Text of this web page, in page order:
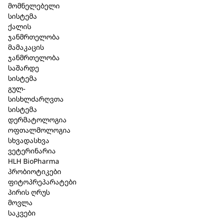
მომნელებელი
სისტემა
ქალის
ჯანმრთელობა
მამაკაცის
ჯანმრთელობა
საშარდე
სისტემა
გულ-
სისხლძარღვთა
სისტემა
დერმატოლოგია
ოფთალმოლოგია
სხვადასხვა
ვეტერინარია
HLH BioPharma
პრობიოტიკები
ფიტოპრეპარატები
პირის ღრუს
მოვლა
საკვები